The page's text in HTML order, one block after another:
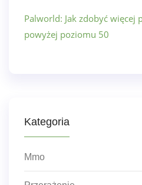
Palworld: Jak zdobyć więcej
powyżej poziomu 50
Kategoria
Mmo